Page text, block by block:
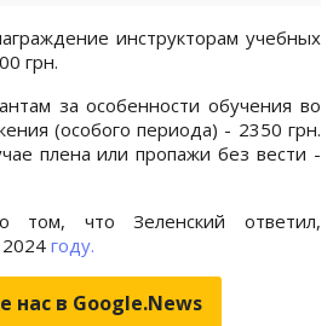
инструкторам учебных
грн.
за особенности обучения во
(особого периода) - 2350 грн.
плена или пропажи без вести -
что Зеленский ответил,
2024 году.
нас в Google.News